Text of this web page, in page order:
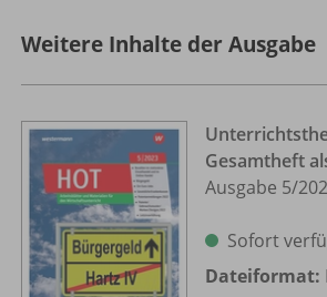
Weitere Inhalte der Ausgabe
Gesamtheft
Ausgabe 5/
Sofort
Dateiformat: